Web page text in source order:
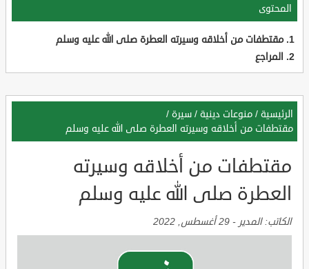
المحتوى
مقتطفات من أخلاقه وسيرته العطرة صلى الله عليه وسلم
المراجع
الرئيسية / منوعات دينية / سيرة /
مقتطفات من أخلاقه وسيرته العطرة صلى الله عليه وسلم
مقتطفات من أخلاقه وسيرته
العطرة صلى الله عليه وسلم
الكاتب:المدير - 29 أغسطس, 2022